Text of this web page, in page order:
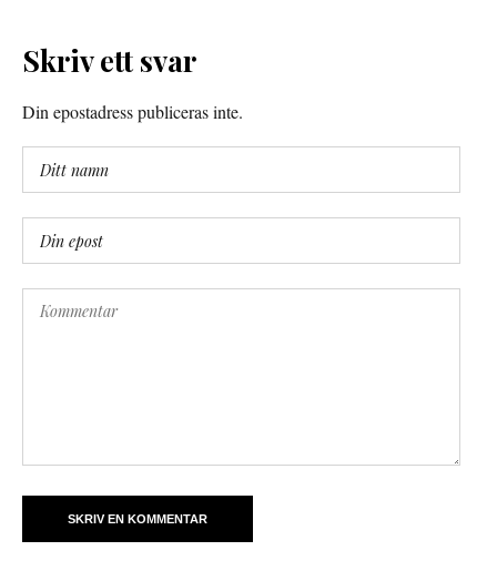
Skriv ett svar
Din epostadress publiceras inte.